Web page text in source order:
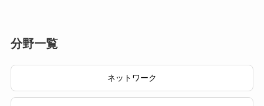
分野一覧
ネットワーク